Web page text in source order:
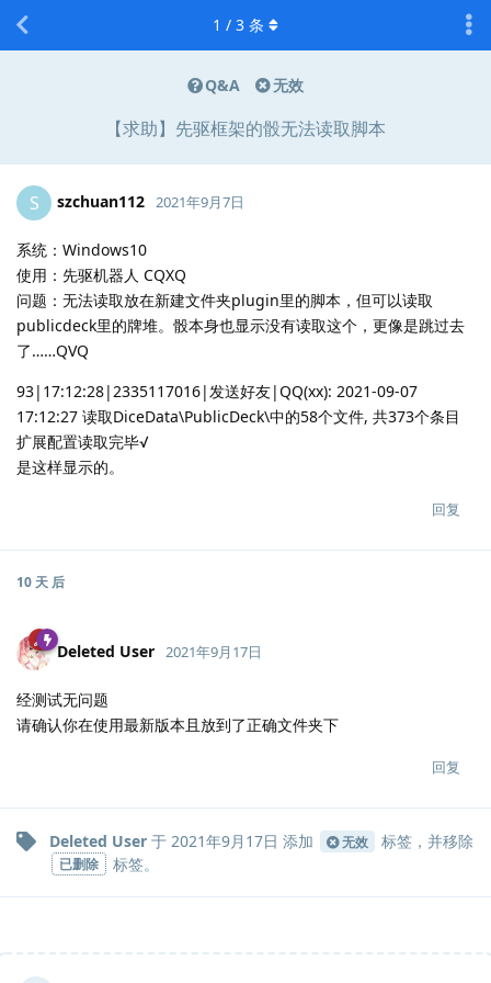
Q&A 无效
【求助】先驱框架的骰无法读取脚本
1 / 3 条
S szchuan112 2021年9月7日
系统：Windows10
使用：先驱机器人 CQXQ
问题：无法读取放在新建文件夹plugin里的脚本，但可以读取
publicdeck里的牌堆。骰本身也显示没有读取这个，更像是跳过去
了……QVQ
93|17:12:28|2335117016|发送好友|QQ(xx): 2021-09-07
17:12:27 读取DiceData\PublicDeck\中的58个文件, 共373个条目
扩展配置读取完毕√
是这样显示的。
回复
10 天 后
Deleted User 2021年9月17日
经测试无问题
请确认你在使用最新版本且放到了正确文件夹下
回复
Deleted User 于 2021年9月17日 添加 无效 标签，并移除
已删除 标签。